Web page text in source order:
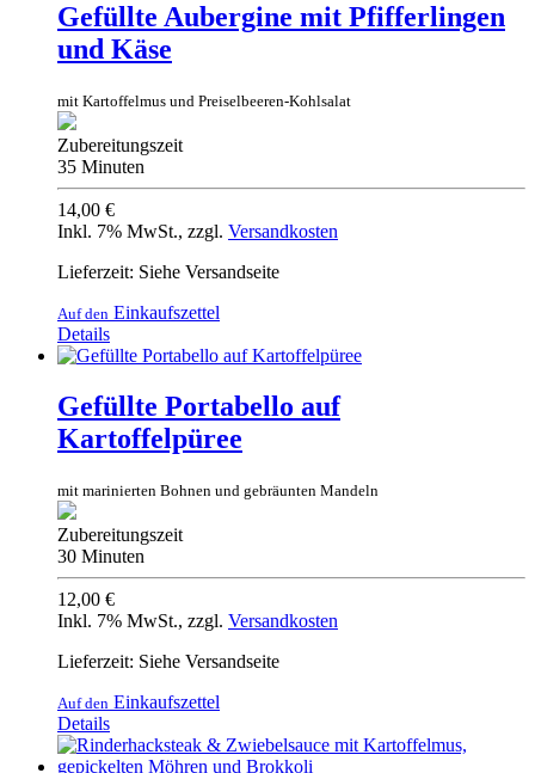
Gefüllte Aubergine mit Pfifferlingen
und Käse
mit Kartoffelmus und Preiselbeeren-Kohlsalat
Zubereitungszeit
35 Minuten
14,00 €
Inkl. 7% MwSt., zzgl. Versandkosten
Lieferzeit: Siehe Versandseite
Auf den Einkaufszettel
Details
Gefüllte Portabello auf
Kartoffelpüree
mit marinierten Bohnen und gebräunten Mandeln
Zubereitungszeit
30 Minuten
12,00 €
Inkl. 7% MwSt., zzgl. Versandkosten
Lieferzeit: Siehe Versandseite
Auf den Einkaufszettel
Details